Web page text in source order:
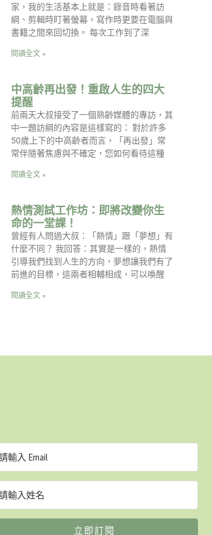
家，我的生活基本上就是：錄音時看著訪
綱、剪輯時盯著螢幕，寫作時更要在電腦與
書籍之間來回切換。 每次工作到了深
閱讀全文 »
中高齡再出發！重啟人生的四大
提醒
前兩天大叔接受了一個熟齡媒體的專訪，其
中一題訪綱的內容是這樣寫的： 對於許多
50歲上下的中高齡者而言，「再出發」常
常伴隨著焦慮與不確定，您如何看待這種
閱讀全文 »
熱情測試工作坊：即將改變你生
命的一堂課！
曾經有人問過大叔：「熱情」跟「夢想」有
什麼不同？ 我回答：其實是一樣的，熱情
引導我們找到人生的方向，夢想讓我們有了
前進的目標，這兩者相輔相成，可以喚醒
閱讀全文 »
立即訂閱